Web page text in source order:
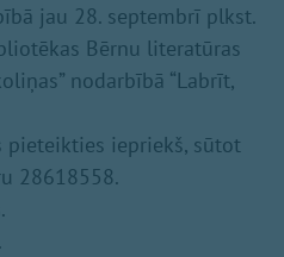
jau 28. septembrī plkst.
Bērnu literatūras
nodarbībā “Labrīt,
pieteikties iepriekš, sūtot
28618558.